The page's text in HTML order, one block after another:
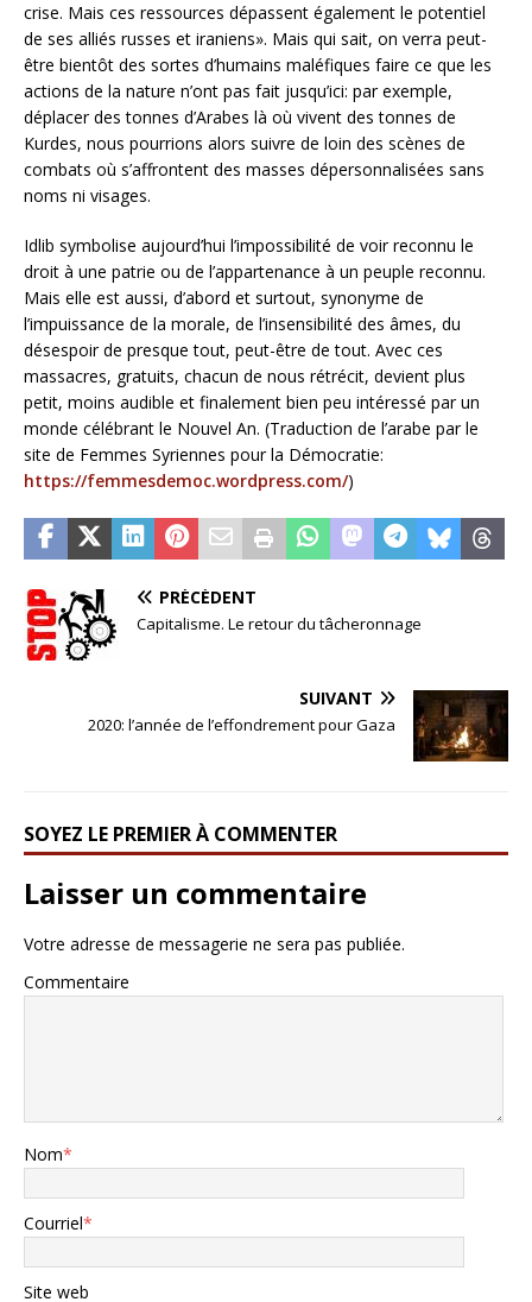
crise. Mais ces ressources dépassent également le potentiel
de ses alliés russes et iraniens». Mais qui sait, on verra peut-
être bientôt des sortes d’humains maléfiques faire ce que les
actions de la nature n’ont pas fait jusqu’ici: par exemple,
déplacer des tonnes d’Arabes là où vivent des tonnes de
Kurdes, nous pourrions alors suivre de loin des scènes de
combats où s’affrontent des masses dépersonnalisées sans
noms ni visages.
Idlib symbolise aujourd’hui l’impossibilité de voir reconnu le
droit à une patrie ou de l’appartenance à un peuple reconnu.
Mais elle est aussi, d’abord et surtout, synonyme de
l’impuissance de la morale, de l’insensibilité des âmes, du
désespoir de presque tout, peut-être de tout. Avec ces
massacres, gratuits, chacun de nous rétrécit, devient plus
petit, moins audible et finalement bien peu intéressé par un
monde célébrant le Nouvel An. (Traduction de l’arabe par le
site de Femmes Syriennes pour la Démocratie:
https://femmesdemoc.wordpress.com/)
PRÉCÉDENT
Capitalisme. Le retour du tâcheronnage
SUIVANT
2020: l’année de l’effondrement pour Gaza
SOYEZ LE PREMIER À COMMENTER
Laisser un commentaire
Votre adresse de messagerie ne sera pas publiée.
Commentaire
Nom*
Courriel*
Site web